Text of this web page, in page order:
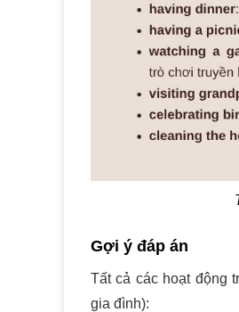
Gợi ý đáp án
Tất cả các hoạt động
gia đình):